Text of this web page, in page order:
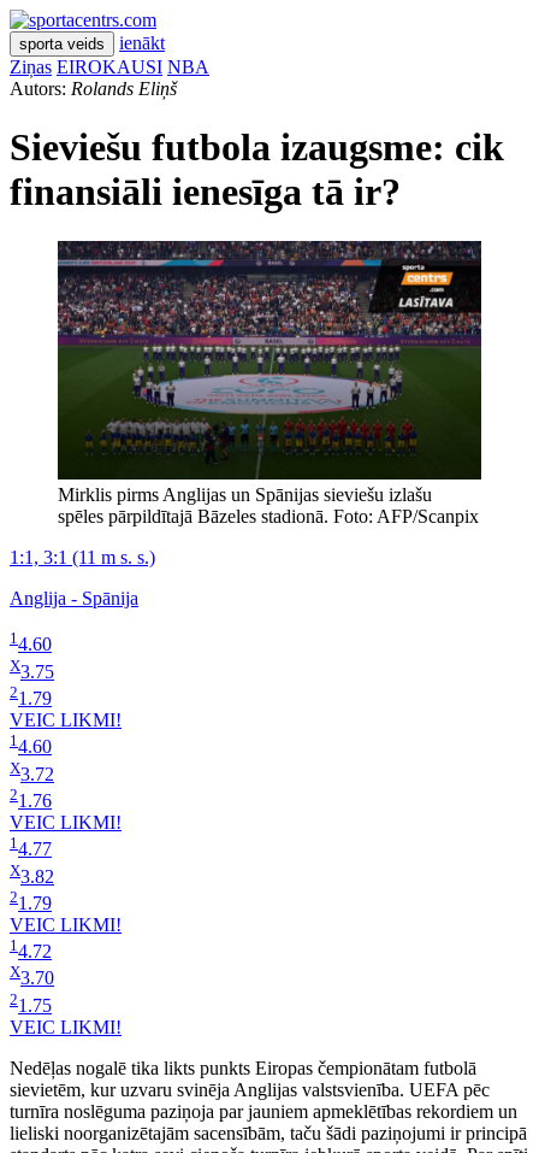
sporta veids
ienākt
Ziņas EIROKAUSI NBA
Autors: Rolands Eliņš
Sieviešu futbola izaugsme: cik
finansiāli ienesīga tā ir?
Mirklis pirms Anglijas un Spānijas sieviešu izlašu
spēles pārpildītajā Bāzeles stadionā. Foto: AFP/Scanpix
1:1, 3:1 (11 m s. s.)
Anglija - Spānija
1 4.60
X3.75
21.79
VEIC LIKMI!
1 4.60
X3.72
21.76
VEIC LIKMI!
1 4.77
X3.82
21.79
VEIC LIKMI!
1 4.72
X3.70
21.75
VEIC LIKMI!
Nedēļas nogalē tika likts punkts Eiropas čempionātam futbolā
sievietēm, kur uzvaru svinēja Anglijas valstsvienība. UEFA pēc
turnīra noslēguma paziņoja par jauniem apmeklētības rekordiem un
lieliski noorganizētajām sacensībām, taču šādi paziņojumi ir principā